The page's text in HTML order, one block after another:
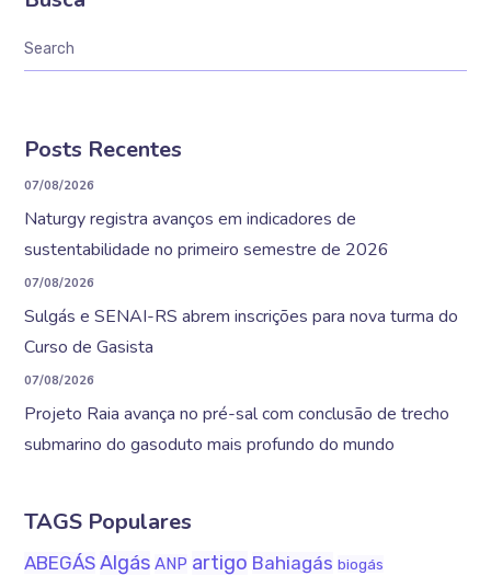
Posts Recentes
07/08/2026
Naturgy registra avanços em indicadores de
sustentabilidade no primeiro semestre de 2026
07/08/2026
Sulgás e SENAI-RS abrem inscrições para nova turma do
Curso de Gasista
07/08/2026
Projeto Raia avança no pré-sal com conclusão de trecho
submarino do gasoduto mais profundo do mundo
TAGS Populares
ABEGÁS Algás ANP artigo Bahiagás biogás